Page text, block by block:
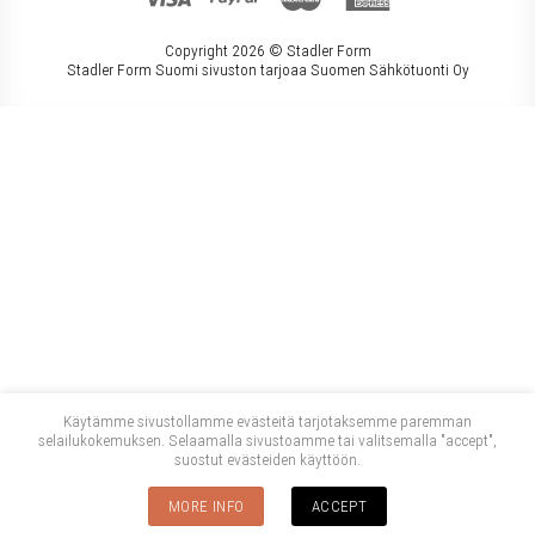
Copyright 2026 © Stadler Form
Stadler Form Suomi sivuston tarjoaa Suomen Sähkötuonti Oy
Käytämme sivustollamme evästeitä tarjotaksemme paremman
selailukokemuksen. Selaamalla sivustoamme tai valitsemalla "accept",
suostut evästeiden käyttöön.
MORE INFO ACCEPT